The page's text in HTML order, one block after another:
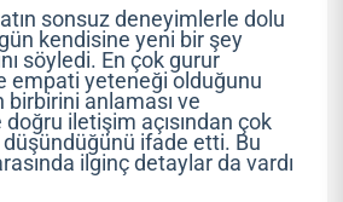
sonsuz deneyimlerle dolu
kendisine yeni bir şey
söyledi. En çok gurur
empati yeteneği olduğunu
birbirini anlaması ve
iletişim açısından çok
ifade etti. Bu
ilginç detaylar da vardı